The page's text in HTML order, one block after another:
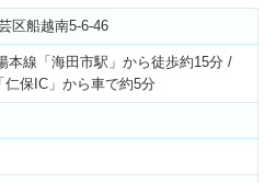
区船越南5-6-46
本線「海田市駅」から徒歩約15分 /
仁保IC」から車で約5分